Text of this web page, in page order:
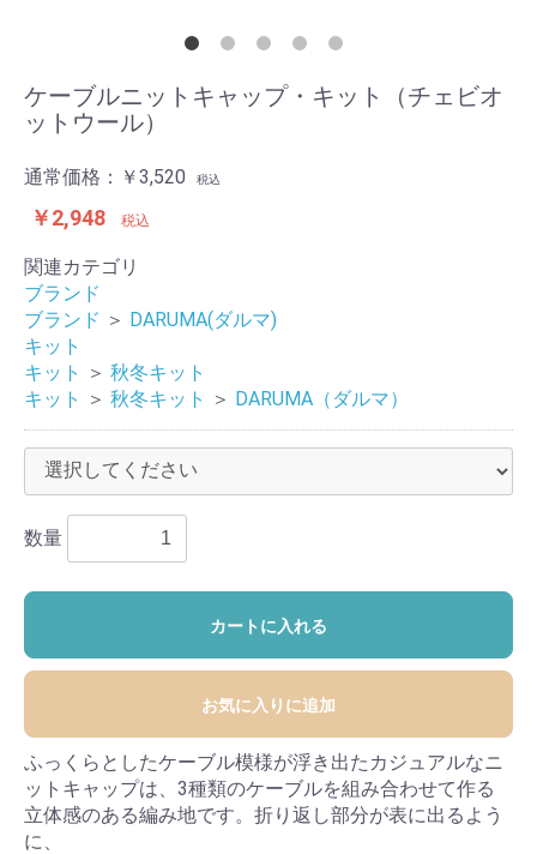
ケーブルニットキャップ・キット（チェビオ
ットウール）
通常価格： ￥3,520 税込
￥2,948 税込
関連カテゴリ
ブランド
ブランド ＞ DARUMA(ダルマ)
キット
キット
＞ 秋冬キット
キット
＞ 秋冬キット ＞ DARUMA（ダルマ）
数量
カートに入れる
お気に入りに追加
ふっくらとしたケーブル模様が浮き出たカジュアルなニ
ットキャップは、3種類のケーブルを組み合わせて作る
立体感のある編み地です。折り返し部分が表に出るよう
に、